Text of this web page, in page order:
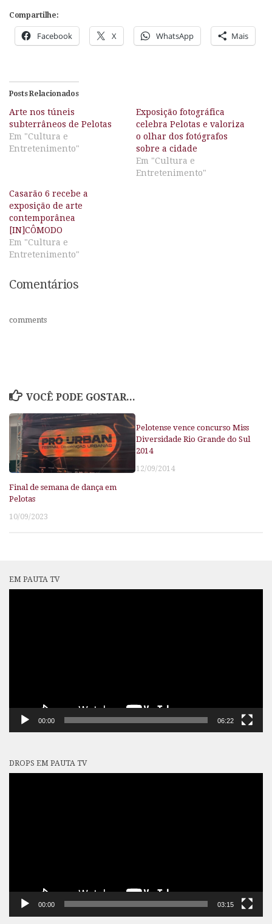
Compartilhe:
Facebook X WhatsApp Mais
Posts Relacionados
Arte nos túneis
subterrâneos de Pelotas
Em "Cultura e
Entretenimento"
Exposição fotográfica
celebra Pelotas e valoriza
o olhar dos fotógrafos
sobre a cidade
Em "Cultura e
Entretenimento"
Casarão 6 recebe a
exposição de arte
contemporânea
[IN]CÔMODO
Em "Cultura e
Entretenimento"
Comentários
comments
VOCÊ PODE GOSTAR...
Final de semana de dança em
Pelotas
10/09/2023
Pelotense vence concurso Miss
Diversidade Rio Grande do Sul
2014
12/09/2014
EM PAUTA TV
00:00 06:22
DROPS EM PAUTA TV
00:00 03:15